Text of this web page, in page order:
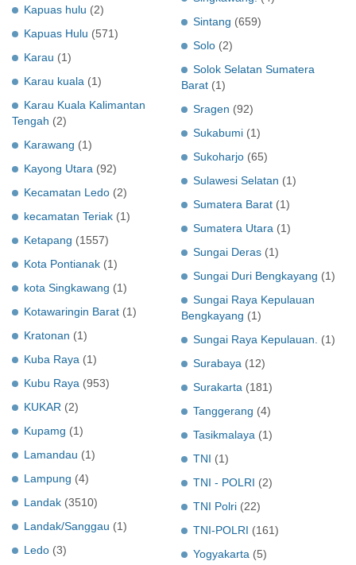
Kapuas hulu (2)
Kapuas Hulu (571)
Karau (1)
Karau kuala (1)
Karau Kuala Kalimantan
Tengah (2)
Karawang (1)
Kayong Utara (92)
Kecamatan Ledo (2)
kecamatan Teriak (1)
Ketapang (1557)
Kota Pontianak (1)
kota Singkawang (1)
Kotawaringin Barat (1)
Kratonan (1)
Kuba Raya (1)
Kubu Raya (953)
KUKAR (2)
Kupamg (1)
Lamandau (1)
Lampung (4)
Landak (3510)
Landak/Sanggau (1)
Ledo (3)
Sintang (659)
Solo (2)
Solok Selatan Sumatera
Barat (1)
Sragen (92)
Sukabumi (1)
Sukoharjo (65)
Sulawesi Selatan (1)
Sumatera Barat (1)
Sumatera Utara (1)
Sungai Deras (1)
Sungai Duri Bengkayang (1)
Sungai Raya Kepulauan
Bengkayang (1)
Sungai Raya Kepulauan.
(1)
Surabaya (12)
Surakarta (181)
Tanggerang (4)
Tasikmalaya (1)
TNI (1)
TNI - POLRI (2)
TNI Polri (22)
TNI-POLRI (161)
Yogyakarta (5)